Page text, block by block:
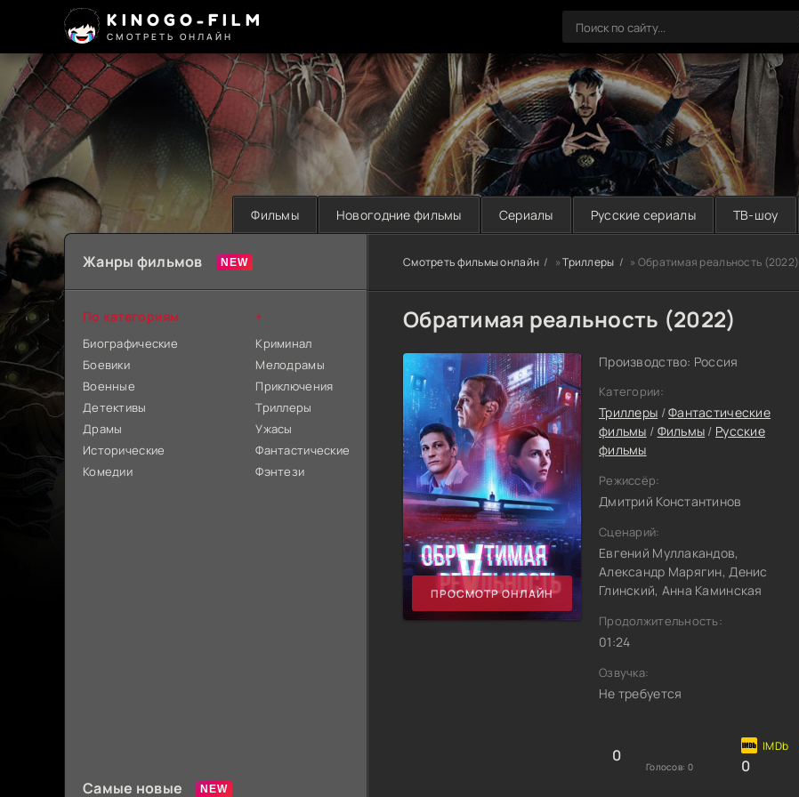
KINOGO-FILM
СМОТРЕТЬ ОНЛАЙН
Фильмы Новогодние фильмы Сериалы Русские сериалы ТВ-шоу
Смотреть фильмы онлайн »Триллеры » Обратимая реальность (2022)
Обратимая реальность (2022)
ПРОСМОТР ОНЛАЙН
Производство: Россия
Категории:
Триллеры /Фантастические
фильмы / Фильмы / Русские
фильмы
Режиссёр:
Дмитрий Константинов
Сценарий:
Евгений Муллакандов,
Александр Марягин, Денис
Глинский, Анна Каминская
Продолжительность:
01:24
Озвучка:
Не требуется
0
Голосов: 0 0
Жанры фильмов
По категориям
Биографические
Боевики
Военные
Детективы
Драмы
Исторические
Комедии
+
Криминал
Мелодрамы
Приключения
Триллеры
Ужасы
Фантастические
Фэнтези
Самые новые